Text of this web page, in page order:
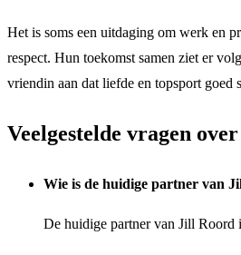
Het is soms een uitdaging om werk en
respect. Hun toekomst samen ziet er
vriendin aan dat liefde en topsport goed
Veelgestelde vragen
Wie is de huidige partner van
De huidige partner van Jill Roord